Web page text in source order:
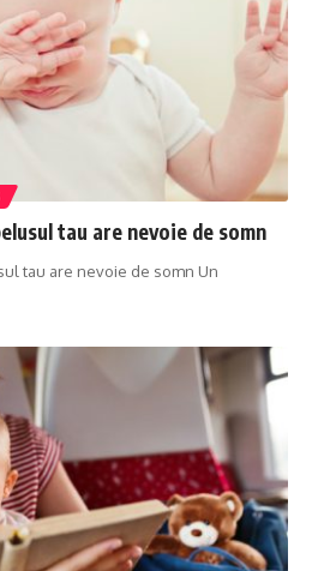
tau are nevoie de somn
tau are nevoie de somn Un